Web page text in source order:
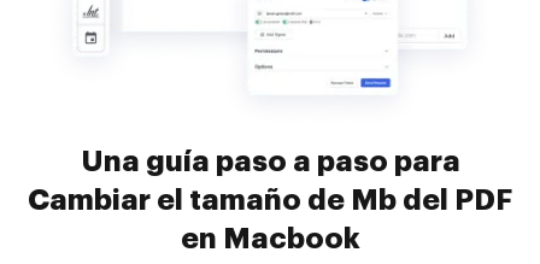
Una guía paso a paso para
Cambiar el tamaño de Mb del PDF
en Macbook